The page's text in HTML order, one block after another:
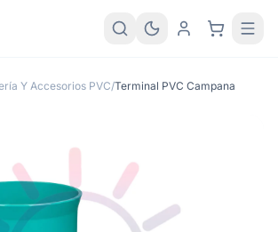
Y Accesorios PVC/Terminal PVC Campana